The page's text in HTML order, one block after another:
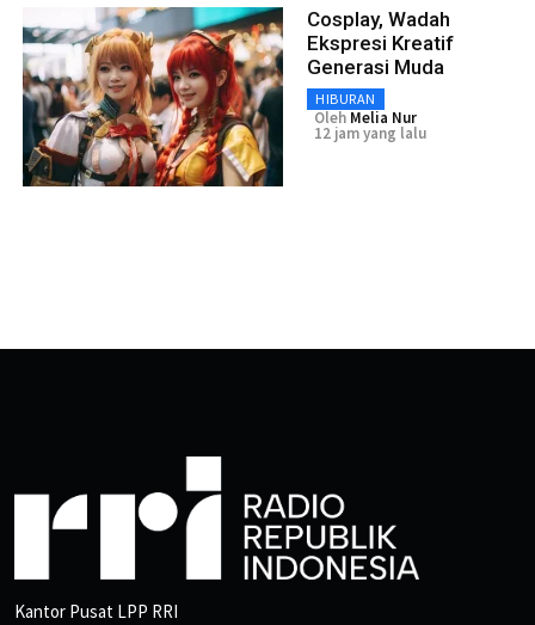
Cosplay, Wadah
Ekspresi Kreatif
Generasi Muda
HIBURAN
Oleh Melia Nur
12 jam yang lalu
Kantor Pusat LPP RRI